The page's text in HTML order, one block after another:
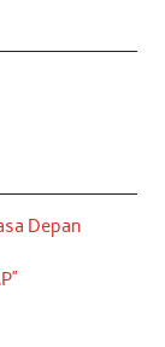
Depan